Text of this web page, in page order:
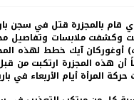
الذي قام بالمجزرة قتل
وكشفت ملابسات وتفاصيل
أوغوركان آيك خطط لهذه
هذه المجزرة ارتكبت من
المرأة أيام الأربعاء في